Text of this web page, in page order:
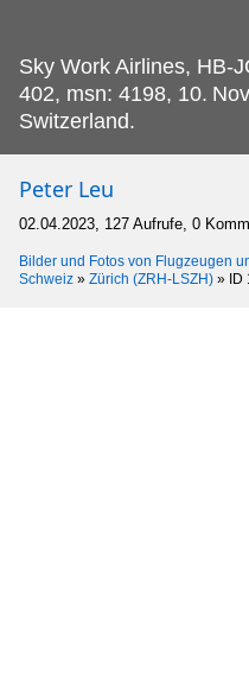
Sky Work Airlines, HB-
402, msn: 4198, 10.
Switzerland.
Peter Leu
02.04.2023, 127 Aufrufe, 0
Bilder und Fotos von Flugzeugen
Schweiz » Zürich (ZRH-LSZH) » ID